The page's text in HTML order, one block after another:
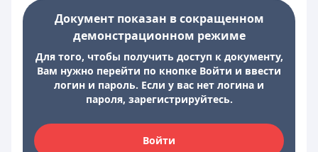
Документ показан в сокращенном
демонстрационном режиме
Для того, чтобы получить доступ к документу,
Вам нужно перейти по кнопке Войти и ввести
логин и пароль. Если у вас нет логина и
пароля, зарегистрируйтесь.
Войти